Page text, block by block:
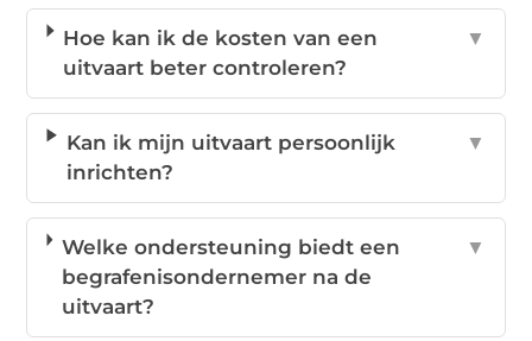
Hoe kan ik de kosten van een
uitvaart beter controleren?
▼
Kan ik mijn uitvaart persoonlijk
inrichten?
▼
Welke ondersteuning biedt een
begrafenisondernemer na de
uitvaart?
▼